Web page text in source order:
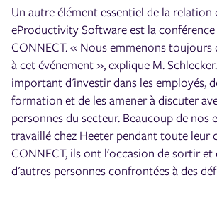
Un autre élément essentiel de la
eProductivity Software est la conférence
CONNECT. « Nous emmenons toujours
à cet événement », explique M.
important d'investir dans les employés,
formation et de les amener à discuter
personnes du secteur. Beaucoup de nos
travaillé chez Heeter pendant toute leur
CONNECT, ils ont l'occasion de sortir et
d'autres personnes confrontées à des